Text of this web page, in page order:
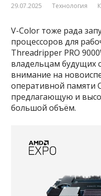
29.07.2025 Технология
V-Color тоже рада
процессоров для
Threadripper PRO
владельцам будущих
внимание на
оперативной памяти
предлагающую и
большой объём.